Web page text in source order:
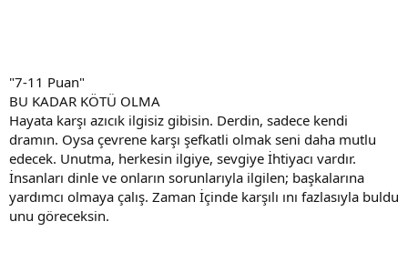
"7-11 Puan"
BU KADAR KÖTÜ OLMA
Hayata karşı azıcık ilgisiz gibisin. Derdin, sadece kendi
dramın. Oysa çevrene karşı şefkatli olmak seni daha mutlu
edecek. Unutma, herkesin ilgiye, sevgiye İhtiyacı vardır.
İnsanları dinle ve onların sorunlarıyla ilgilen; başkalarına
yardımcı olmaya çalış. Zaman İçinde karşılı ını fazlasıyla buldu
unu göreceksin.